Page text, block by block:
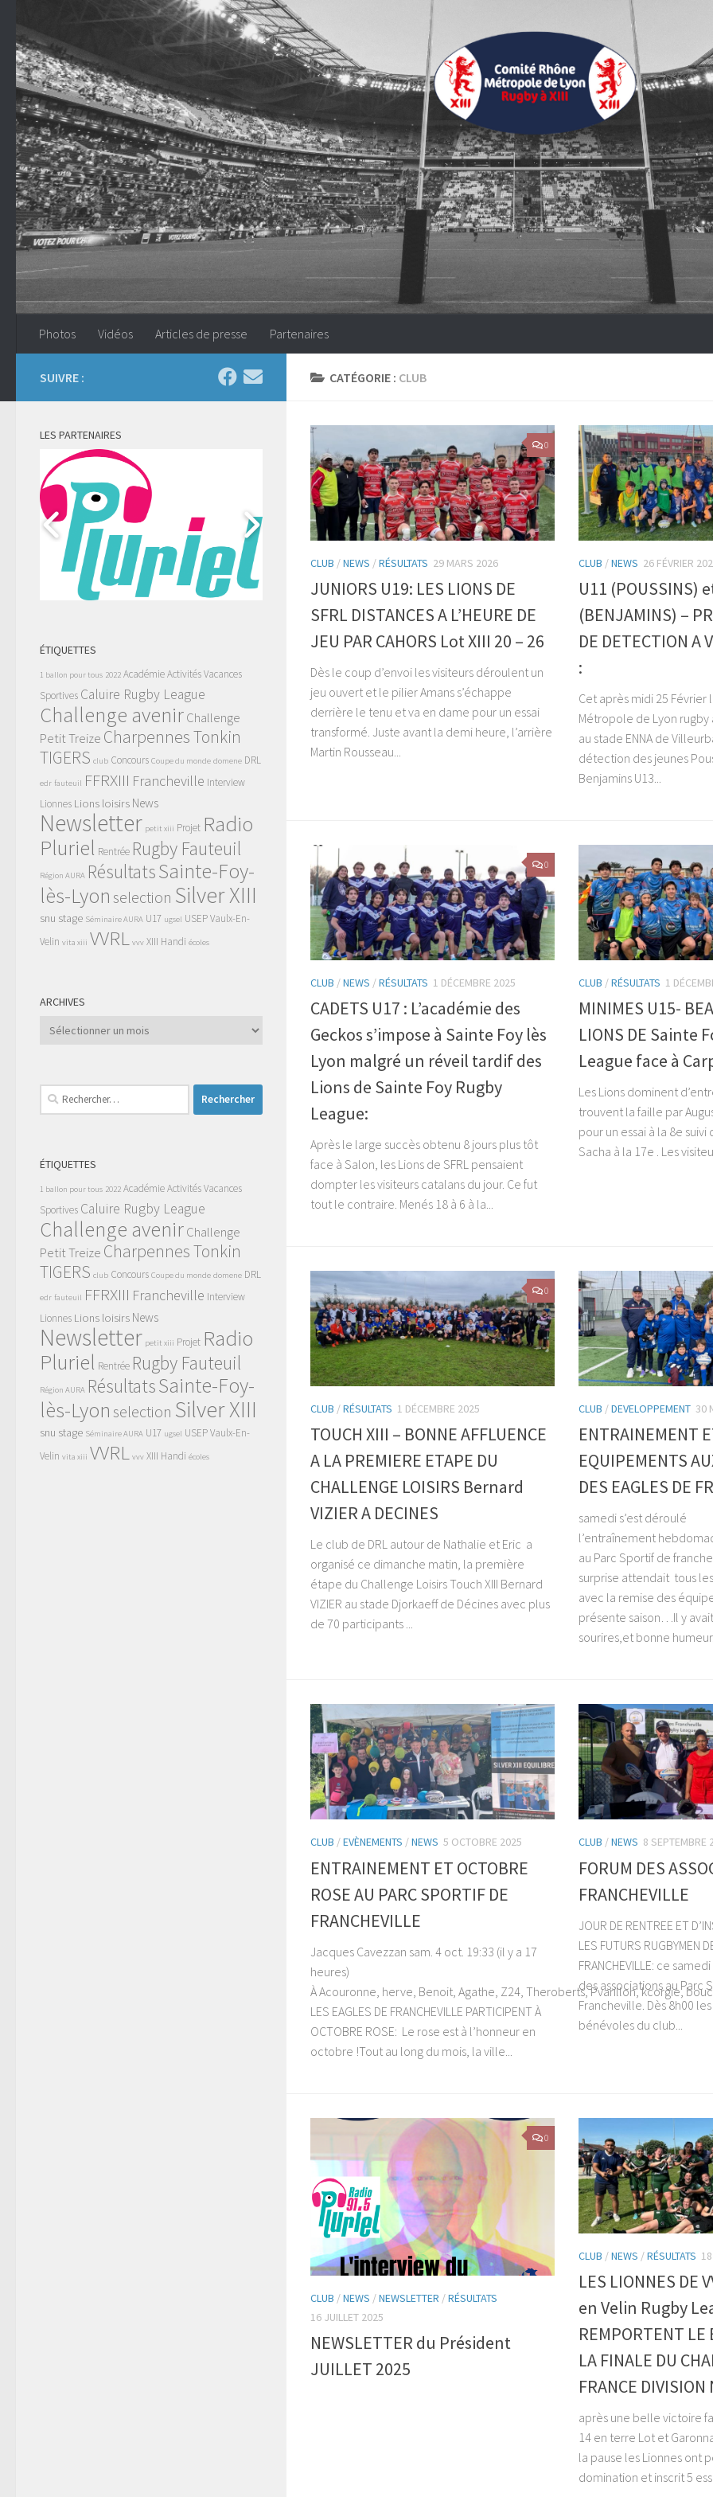
Skip to content
Photos Vidéos Articles de presse Partenaires
CATÉGORIE : CLUB
0
CLUB /NEWS /RÉSULTATS 29 MARS 2026
JUNIORS U19: LES LIONS DE
SFRL DISTANCES A L’HEURE DE
JEU PAR CAHORS Lot XIII 20 – 26
Dès le coup d’envoi les visiteurs déroulent un
jeu ouvert et le pilier Amans s’échappe
derrière le tenu et va en dame pour un essai
transformé. Juste avant la demi heure, l’arrière
Martin Rousseau...
CLUB /NEWS 26 FÉVRIER
U11 (POUSSINS)
(BENJAMINS) –
DE DETECTION A
:
Cet après midi 25
Métropole de Lyon rugby
au stade ENNA de
détection des jeunes
Benjamins U13...
0
CLUB /NEWS /RÉSULTATS 1 DÉCEMBRE 2025
CADETS U17 : L’académie des
Geckos s’impose à Sainte Foy lès
Lyon malgré un réveil tardif des
Lions de Sainte Foy Rugby
League:
Après le large succès obtenu 8 jours plus tôt
face à Salon, les Lions de SFRL pensaient
dompter les visiteurs catalans du jour. Ce fut
tout le contraire. Menés 18 à 6 à la...
CLUB /RÉSULTATS 1
MINIMES U15-
LIONS DE Sainte
League face à
Les Lions dominent
trouvent la faille par
pour un essai à la 8e suivi
Sacha à la 17e . Les
0
CLUB /RÉSULTATS 1 DÉCEMBRE 2025
TOUCH XIII – BONNE AFFLUENCE
A LA PREMIERE ETAPE DU
CHALLENGE LOISIRS Bernard
VIZIER A DECINES
Le club de DRL autour de Nathalie et Eric a
organisé ce dimanche matin, la première
étape du Challenge Loisirs Touch XIII Bernard
VIZIER au stade Djorkaeff de Décines avec plus
de 70 participants ...
CLUB /DEVELOPPEMENT 30
ENTRAINEMENT
EQUIPEMENTS
DES EAGLES DE
samedi s’est déroulé
l’entraînement
au Parc Sportif de
surprise attendait tous
avec la remise des
présente saison…Il y
sourires,et bonne
CLUB /EVÈNEMENTS /NEWS 5 OCTOBRE 2025
ENTRAINEMENT ET OCTOBRE
ROSE AU PARC SPORTIF DE
FRANCHEVILLE
Jacques Cavezzan sam. 4 oct. 19:33 (il y a 17
heures)
À Acouronne, herve, Benoit, Agathe, Z24, Theroberts, Pvarillon, kcorgie,
LES EAGLES DE FRANCHEVILLE PARTICIPENT À
OCTOBRE ROSE: Le rose est à l’honneur en
octobre !Tout au long du mois, la ville...
CLUB /NEWS 8 SEPTEMBRE
FORUM DES
FRANCHEVILLE
JOUR DE RENTREE ET
LES FUTURS RUGBYMEN
FRANCHEVILLE: ce
des associations au Parc
Francheville. Dès 8h00
bénévoles du club...
0
CLUB /NEWS /NEWSLETTER /RÉSULTATS
16 JUILLET 2025
NEWSLETTER du Président
JUILLET 2025
CLUB /NEWS /RÉSULTATS
LES LIONNES DE
en Velin Rugby
REMPORTENT LE
LA FINALE DU
FRANCE
après une belle victoire
14 en terre Lot et
la pause les Lionnes ont
domination et inscrit 5
SUIVRE :
LES PARTENAIRES
ÉTIQUETTES
1 ballon pour tous 2022 AcadémieActivités Vacances
Sportives Caluire Rugby League
Challenge avenirChallenge
Petit Treize Charpennes Tonkin
TIGERS club Concours Coupe du monde domene DRL
edr fauteuil FFRXIII Francheville Interview
Lionnes Lions loisirs News
Newsletter petit xiii Projet Radio
Pluriel Rentrée Rugby Fauteuil
Région AURA RésultatsSainte-Foy-
lès-Lyon selection Silver XIII
snu stage Séminaire AURA U17 ugsel USEPVaulx-En-
Velin vita xiii VVRL vvv XIII Handi écoles
ARCHIVES
Archives
Rechercher :
ÉTIQUETTES
1 ballon pour tous 2022 AcadémieActivités Vacances
Sportives Caluire Rugby League
Challenge avenirChallenge
Petit Treize Charpennes Tonkin
TIGERS club Concours Coupe du monde domene DRL
edr fauteuil FFRXIII Francheville Interview
Lionnes Lions loisirs News
Newsletter petit xiii Projet Radio
Pluriel Rentrée Rugby Fauteuil
Région AURA RésultatsSainte-Foy-
lès-Lyon selection Silver XIII
snu stage Séminaire AURA U17 ugsel USEPVaulx-En-
Velin vita xiii VVRL vvv XIII Handi écoles